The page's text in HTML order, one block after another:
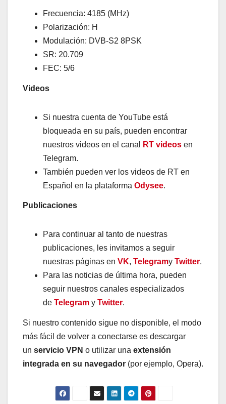
Frecuencia: 4185 (MHz)
Polarización: H
Modulación: DVB-S2 8PSK
SR: 20.709
FEC: 5/6
Videos
Si nuestra cuenta de YouTube está
bloqueada en su país, pueden encontrar
nuestros videos en el canal
RT videos en
Telegram.
También pueden ver los videos de RT en
Español en la plataforma Odysee.
Publicaciones
Para continuar al tanto de nuestras
publicaciones, les invitamos a seguir
nuestras páginas en VK, Telegramy Twitter.
Para las noticias de última hora, pueden
seguir nuestros canales especializados
de Telegram y Twitter.
Si nuestro contenido sigue no disponible, el modo
más fácil de volver a conectarse es descargar
un servicio VPN o utilizar una extensión
integrada en su navegador (por ejemplo, Opera).